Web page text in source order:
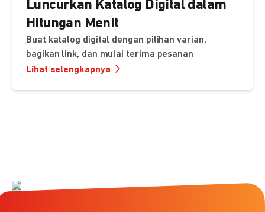
Luncurkan Katalog Digital dalam
Hitungan Menit
Buat katalog digital dengan pilihan varian,
bagikan link, dan mulai terima pesanan
Lihat selengkapnya